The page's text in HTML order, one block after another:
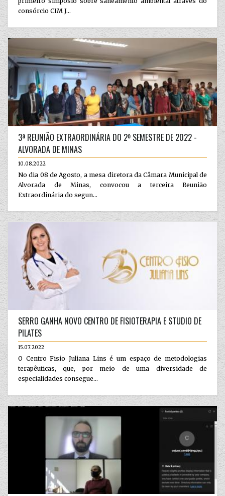
consórcio CIM J...
3ª REUNIÃO EXTRAORDINÁRIA DO 2º SEMESTRE DE 2022 -
ALVORADA DE MINAS
10.08.2022
No dia 08 de Agosto, a mesa diretora da Câmara Municipal de
Alvorada de Minas, convocou a terceira Reunião
Extraordinária do segun...
SERRO GANHA NOVO CENTRO DE FISIOTERAPIA E STUDIO DE
PILATES
15.07.2022
O Centro Fisio Juliana Lins é um espaço de metodologias
terapêuticas, que, por meio de uma diversidade de
especialidades consegue...